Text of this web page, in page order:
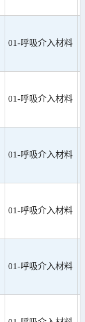
01-呼吸介入材料
01-呼吸介入材料
01-呼吸介入材料
01-呼吸介入材料
01-呼吸介入材料